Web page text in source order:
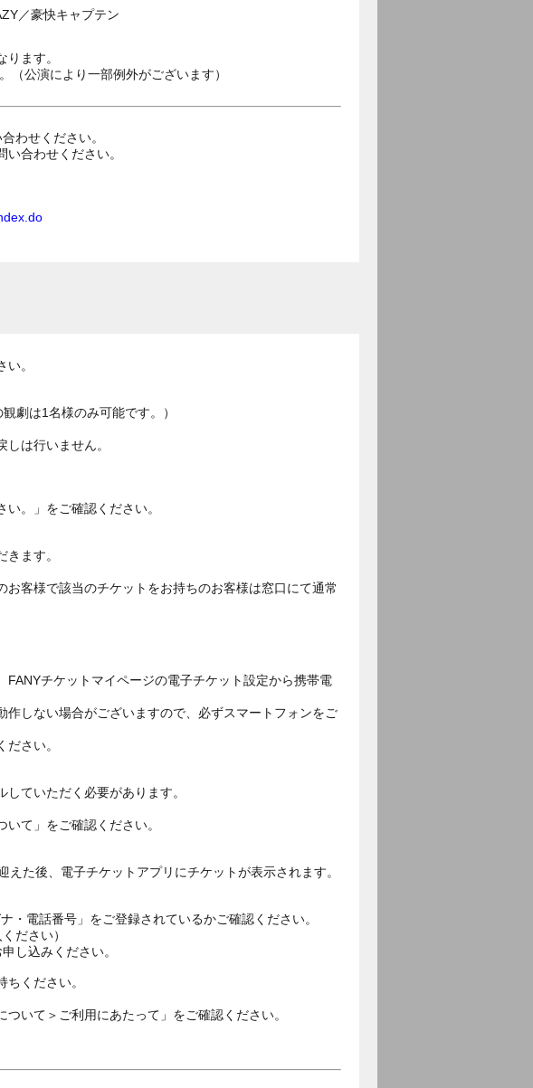
／豪快キャプテン
ます。
（公演により一部例外がございます）
わせください。
合わせください。
。
劇は1名様のみ可能です。）
は行いません。
。」をご確認ください。
ます。
客様で該当のチケットをお持ちのお客様は窓口にて通常
チケットマイページの電子チケット設定から携帯電
しない場合がございますので、必ずスマートフォンをご
さい。
ていただく必要があります。
て」をご確認ください。
た後、電子チケットアプリにチケットが表示されます。
・電話番号」をご登録されているかご確認ください。
ださい）
申し込みください。
ください。
いて＞ご利用にあたって」をご確認ください。